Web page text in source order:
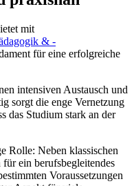
mit
& -
für eine erfolgreiche
intensiven Austausch und
sorgt die enge Vernetzung
das Studium stark an der
Rolle: Neben klassischen
ein berufsbegleitendes
Voraussetzungen